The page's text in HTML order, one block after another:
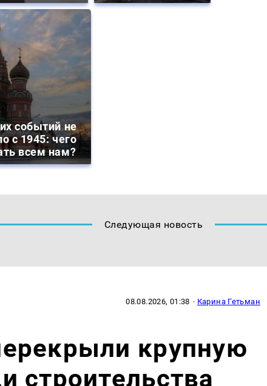
событий не
с 1945: чего
всем нам?
Следующая новость
08.08.2026, 01:38 · Карина Гетьман
крупную
строительства